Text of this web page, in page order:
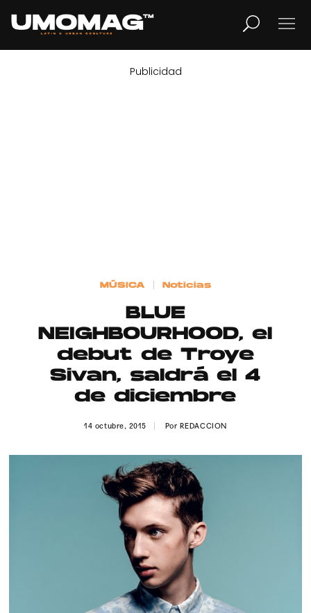
LIFESTYLE
Contacto
Aviso Legal
© 2015-2022 UMOMAG. PROPIEDAD DE UMO agency. TODOS LOS
DERECHOS RESERVADOS.
Publicidad
MÚSICA Noticias
BLUE
NEIGHBOURHOOD, el
debut de Troye
Sivan, saldrá el 4
de diciembre
14 octubre, 2015 Por REDACCION